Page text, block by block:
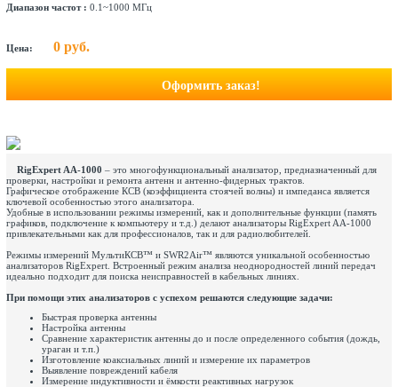
Диапазон частот : 0.1~1000 МГц
Цена: 0 руб.
Оформить заказ!
RigExpert AA-1000 – это многофункциональный анализатор, предназначенный для
проверки, настройки и ремонта антенн и антенно-фидерных трактов.
Графическое отображение КСВ (коэффициента стоячей волны) и импеданса является
ключевой особенностью этого анализатора.
Удобные в использовании режимы измерений, как и дополнительные функции (память
графиков, подключение к компьютеру и т.д.) делают анализаторы RigExpert AA-1000
привлекательными как для профессионалов, так и для радиолюбителей.
Режимы измерений МультиКСВ™ и SWR2Air™ являются уникальной особенностью
анализаторов RigExpert. Встроенный режим анализа неоднородностей линий передач
идеально подходит для поиска неисправностей в кабельных линиях.
При помощи этих анализаторов с успехом решаются следующие задачи:
Быстрая проверка антенны
Настройка антенны
Сравнение характеристик антенны до и после определенного события (дождь,
ураган и т.п.)
Изготовление коаксиальных линий и измерение их параметров
Выявление повреждений кабеля
Измерение индуктивности и ёмкости реактивных нагрузок